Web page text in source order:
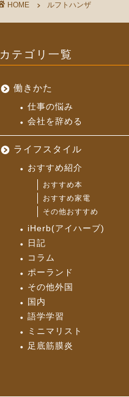
HOME ルフトハンザ
カテゴリ一覧
働きかた
仕事の悩み
会社を辞める
ライフスタイル
おすすめ紹介
おすすめ本
おすすめ家電
その他おすすめ
iHerb(アイハーブ)
日記
コラム
ポーランド
その他外国
国内
語学学習
ミニマリスト
足底筋膜炎